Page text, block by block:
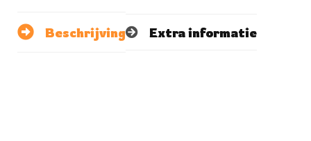
Beschrijving Extra informatie